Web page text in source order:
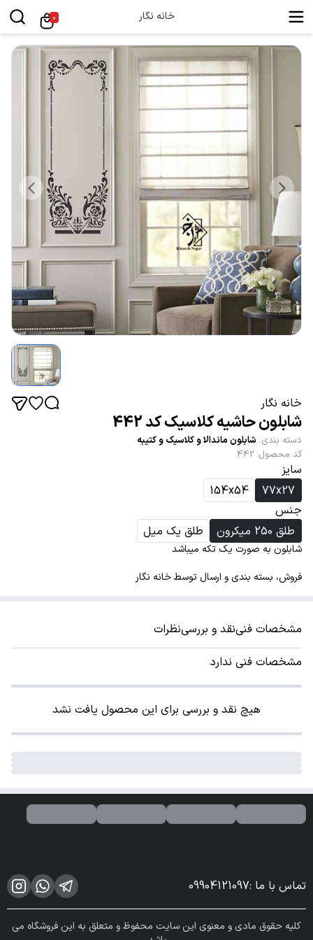
خانه نگار 0
خانه نگار
شابلون حاشیه کلاسیک کد 442
دسته بندی: شابلون ماندالا و کلاسیک و کتیبه
کد محصول:
442
سایز
77x27
154x54
جنس
طلق 250 میکرون
طلق یک میل
شابلون به صورت یک تکه میباشد
فروش، بسته بندی و ارسال توسط خانه نگار
مشخصات فنینقد و بررسینظرات
مشخصات فنی ندارد
هیچ نقد و بررسی برای این محصول یافت نشد
تماس با ما :
09904121097
کلیه حقوق مادی و معنوی این سایت محفوظ و متعلق به این فروشگاه می